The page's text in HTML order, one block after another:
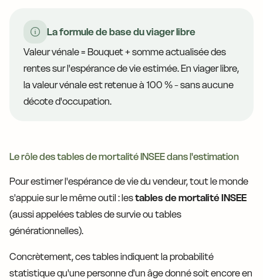
La formule de base du viager libre
Valeur vénale = Bouquet + somme actualisée des
rentes sur l'espérance de vie estimée. En viager libre,
la valeur vénale est retenue à 100 % - sans aucune
décote d'occupation.
Le rôle des tables de mortalité INSEE dans l'estimation
Pour estimer l'espérance de vie du vendeur, tout le monde
s'appuie sur le même outil : lestables de mortalité INSEE
(aussi appelées tables de survie ou tables
générationnelles).
Concrètement, ces tables indiquent la probabilité
statistique qu'une personne d'un âge donné soit encore en